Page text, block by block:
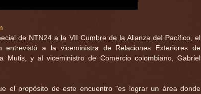
de NTN24 a la VII Cumbre de la Alianza del Pacífico, el
entrevistó a la viceministra de Relaciones Exteriores de
Mutis, y al viceministro de Comercio colombiano, Gabriel
el propósito de este encuentro "es lograr un área donde